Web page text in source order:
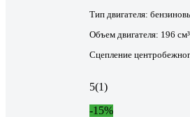
Тип двигателя:
Объем двигателя: 196 см³
Сцепление
5(1)
-15%